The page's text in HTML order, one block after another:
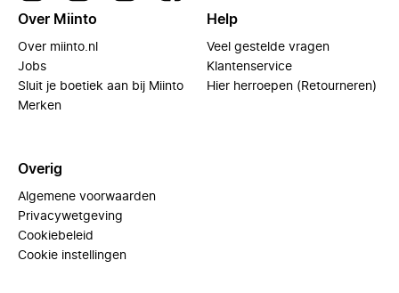
Over Miinto
Over miinto.nl
Jobs
Sluit je boetiek aan bij Miinto
Merken
Help
Veel gestelde vragen
Klantenservice
Hier herroepen (Retourneren)
Overig
Algemene voorwaarden
Privacywetgeving
Cookiebeleid
Cookie instellingen